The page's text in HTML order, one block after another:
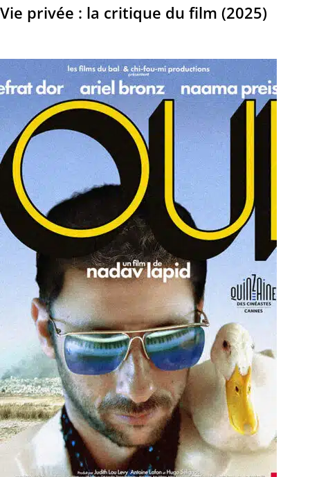
Vie privée : la critique du film (2025)